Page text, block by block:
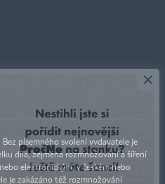
písemného svolení vydavatele je
díla, zejména rozmnožování a šíření
elektronickým, v českém nebo
je zakázáno též rozmnožování